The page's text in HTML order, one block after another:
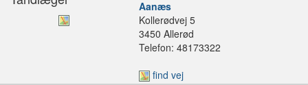
Aanæs
Kollerødvej 5
3450 Allerød
Telefon: 48173322
find vej